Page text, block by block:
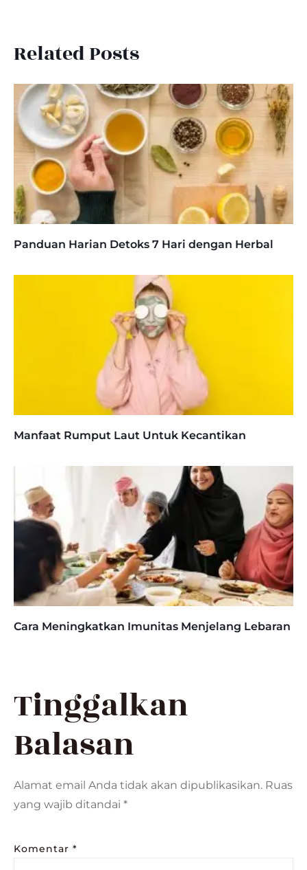
Related Posts
Panduan Harian Detoks 7 Hari dengan Herbal
Manfaat Rumput Laut Untuk Kecantikan
Cara Meningkatkan Imunitas Menjelang Lebaran
Tinggalkan
Balasan
Alamat email Anda tidak akan dipublikasikan. Ruas
yang wajib ditandai *
Komentar *